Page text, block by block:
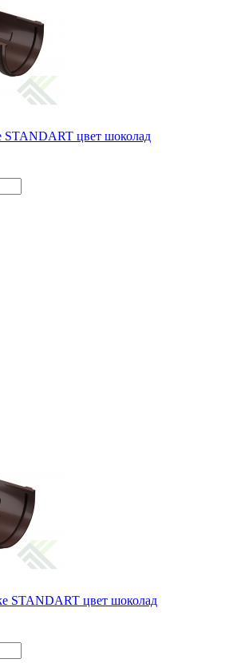
STANDART цвет шоколад
STANDART цвет шоколад